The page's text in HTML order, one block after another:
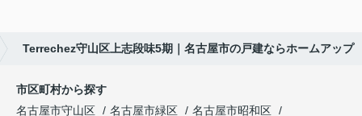
Terrechez守山区上志段味5期｜名古屋市の戸建ならホームアップ
市区町村から探す
名古屋市守山区
名古屋市緑区
名古屋市昭和区